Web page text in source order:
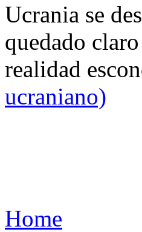
Ucrania se
quedado
realidad
ucraniano)
Home